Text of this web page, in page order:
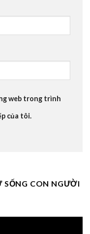
web trong trình
của tôi.
SỐNG CON NGƯỜI